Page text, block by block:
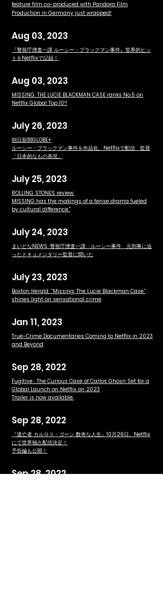
feature film co-produced with Pandora Film
Production in Germany just wrapped!
Aug 03, 2023
『警視庁捜査一課 ルーシー・ブラックマン事件』世界的ヒッ
トをNetflixで記録！
Aug 03, 2023
MISSING: THE LUCIE BLACKMAN CASE ranks No.5 on
Netflix Global Top 10!!
July 26, 2023
朝日新聞GLOBE+
ルーシー・ブラックマン事件を作品化、Netflixで配信 監督
「日本的なもの表現」
July 25, 2023
ROLLING STONES review:
MISSING has the makings of a tense drama fueled
by cultural difference."
July 24, 2023
まいどなNEWS: 警視庁捜査一課・ルーシー事件 元刑事に迫
ったドキュメンタリー監督に聞いた
July 23, 2023
Boston Herald: “Missing: The Lucie Blackman Case”
shines light on sensational crime
Jan 11, 2023
True-Crime Documentaries Coming to Netflix in 2023
and Beyond
Sep 28, 2022
Fugitive : The Curious Case of Carlos Ghosn Set for a
Global Launch on Netflix on 2023
Trailer is now available.
Sep 28, 2022
『逃亡者 カルロス・ゴーン 数奇な人生』10月26日、Netflix
にて世界独占配信決定！
予告編も公開！
Sep 28, 2022